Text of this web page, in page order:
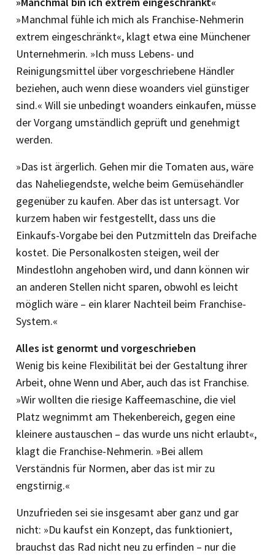
»Manchmal fühle ich mich als Franchise-Nehmerin
extrem eingeschränkt«, klagt etwa eine Münchener
Unternehmerin. »Ich muss Lebens- und
Reinigungsmittel über vorgeschriebene Händler
beziehen, auch wenn diese woanders viel günstiger
sind.« Will sie unbedingt woanders einkaufen, müsse
der Vorgang umständlich geprüft und genehmigt
werden.
»Das ist ärgerlich. Gehen mir die Tomaten aus, wäre
das Naheliegendste, welche beim Gemüsehändler
gegenüber zu kaufen. Aber das ist untersagt. Vor
kurzem haben wir festgestellt, dass uns die
Einkaufs-Vorgabe bei den Putzmitteln das Dreifache
kostet. Die Personalkosten steigen, weil der
Mindestlohn angehoben wird, und dann können wir
an anderen Stellen nicht sparen, obwohl es leicht
möglich wäre – ein klarer Nachteil beim Franchise-
System.«
Alles ist genormt und vorgeschrieben
Wenig bis keine Flexibilität bei der Gestaltung ihrer
Arbeit, ohne Wenn und Aber, auch das ist Franchise.
»Wir wollten die riesige Kaffeemaschine, die viel
Platz wegnimmt am Thekenbereich, gegen eine
kleinere austauschen – das wurde uns nicht erlaubt«,
klagt die Franchise-Nehmerin. »Bei allem
Verständnis für Normen, aber das ist mir zu
engstirnig.«
Unzufrieden sei sie insgesamt aber ganz und gar
nicht: »Du kaufst ein Konzept, das funktioniert,
brauchst das Rad nicht neu zu erfinden – nur die